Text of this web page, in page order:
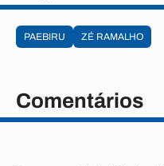
PAEBIRU ZÉ RAMALHO
Comentários